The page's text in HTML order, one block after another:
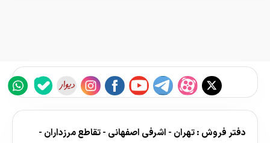
دفتر فروش : تهران - اشرفی اصفهانی - تقاطع مرزداران -